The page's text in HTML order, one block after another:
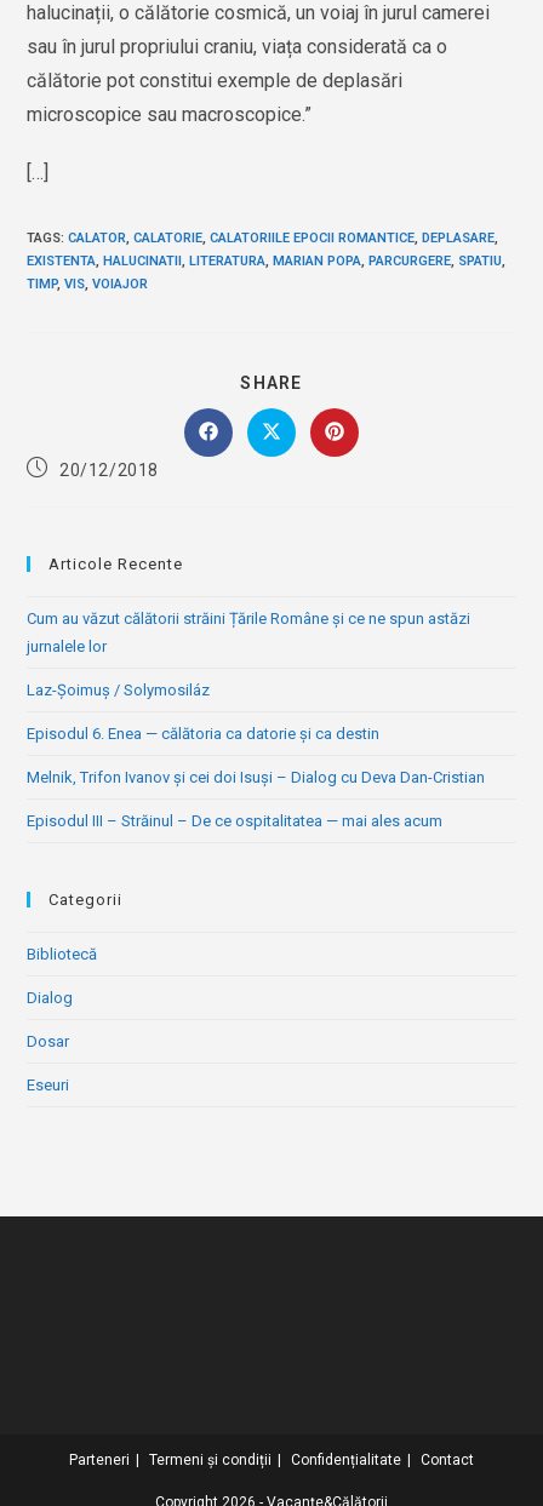
halucinații, o călătorie cosmică, un voiaj în jurul camerei
sau în jurul propriului craniu, viața considerată ca o
călătorie pot constitui exemple de deplasări
microscopice sau macroscopice.”
[…]
TAGS:CALATOR, CALATORIE, CALATORIILE EPOCII ROMANTICE, DEPLASARE,
EXISTENTA, HALUCINATII, LITERATURA, MARIAN POPA, PARCURGERE, SPATIU,
TIMP, VIS, VOIAJOR
SHARE
THIS
CONTENT
Opens
in
Opens
in
Opens
in
Post20/12/2018
Articole Recente
Cum au văzut călătorii străini Țările Române și ce ne spun astăzi
jurnalele lor
Laz-Șoimuș / Solymosiláz
Episodul 6. Enea — călătoria ca datorie și ca destin
Melnik, Trifon Ivanov și cei doi Isuși – Dialog cu Deva Dan-Cristian
Episodul III – Străinul – De ce ospitalitatea — mai ales acum
Categorii
Bibliotecă
Dialog
Dosar
Eseuri
Parteneri Termeni și condiții Confidențialitate Contact
Copyright 2026 - Vacanțe&Călătorii